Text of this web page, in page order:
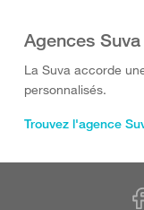
Agences Suva
La Suva accorde
personnalisés.
Trouvez l'agence